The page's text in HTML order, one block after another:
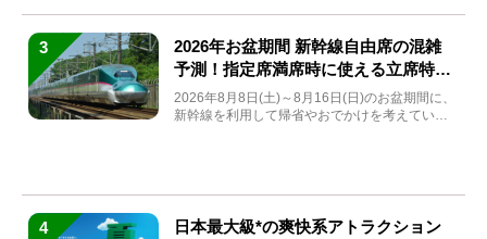
3
2026年お盆期間 新幹線自由席の混雑
予測！指定席満席時に使える立席特急
券も解説
2026年8月8日(土)～8月16日(日)のお盆期間に、
新幹線を利用して帰省やおでかけを考えている
4
日本最大級*の爽快系アトラクション